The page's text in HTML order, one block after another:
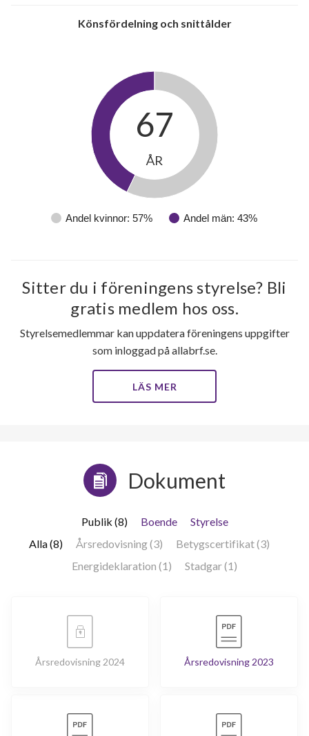
Könsfördelning och snittålder
Andel kvinnor: 57% Andel män: 43%
67
ÅR
Sitter du i föreningens styrelse? Bli
gratis medlem hos oss.
Styrelsemedlemmar kan uppdatera föreningens uppgifter
som inloggad på allabrf.se.
LÄS MER
Dokument
Publik (8) Boende
Styrelse
Alla (8)
Årsredovisning (3)
Betygscertifikat (3)
Energideklaration (1)
Stadgar (1)
Årsredovisning 2024 Årsredovisning 2023